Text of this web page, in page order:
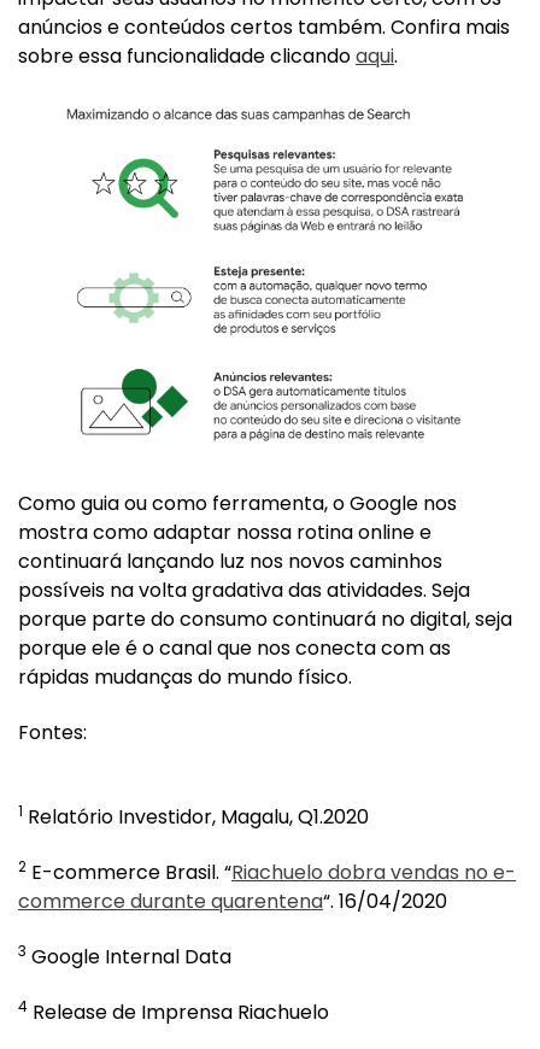
anúncios e conteúdos certos também. Confira mais
sobre essa funcionalidade clicandoaqui.
Como guia ou como ferramenta, o Google nos
mostra como adaptar nossa rotina online e
continuará lançando luz nos novos caminhos
possíveis na volta gradativa das atividades. Seja
porque parte do consumo continuará no digital, seja
porque ele é o canal que nos conecta com as
rápidas mudanças do mundo físico.
Fontes:
1 Relatório Investidor, Magalu, Q1.2020
2 E-commerce Brasil. “Riachuelo dobra vendas no e-
commerce durante quarentena“. 16/04/2020
3 Google Internal Data
4 Release de Imprensa Riachuelo